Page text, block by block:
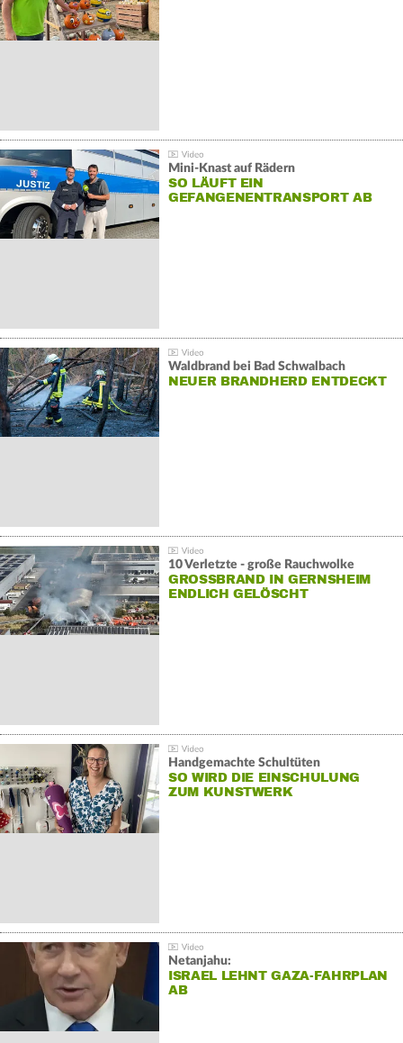
Mini-Knast auf Rädern
SO LÄUFT EIN
GEFANGENENTRANSPORT AB
Waldbrand bei Bad Schwalbach
NEUER BRANDHERD ENTDECKT
10 Verletzte - große Rauchwolke
GROSSBRAND IN GERNSHEIM E
NDLICH GELÖSCHT
Handgemachte Schultüten
SO WIRD DIE EINSCHULUNG
ZUM KUNSTWERK
Netanjahu:
ISRAEL LEHNT GAZA-FAHRPLAN
AB